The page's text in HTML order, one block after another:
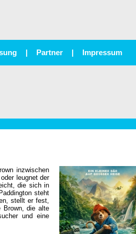
| Partner | Impressum
inzwischen
leugnet der
die sich in
steht
stellt er fest,
Brown, die alte
und eine